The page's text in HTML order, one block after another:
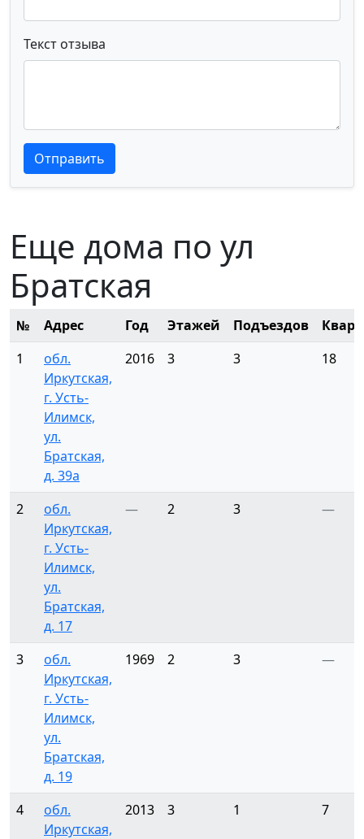
Текст отзыва
Текст отзыва
Текст отзыва
Отправить
Еще дома по ул
Братская
№ Адрес Год Этажей Подъездов
1
обл.
Иркутская,
г. Усть-
Илимск,
ул.
Братская,
д. 39а
2016 3 3 18
2
обл.
Иркутская,
г. Усть-
Илимск,
ул.
Братская,
д. 17
— 2 3 —
3
обл.
Иркутская,
г. Усть-
Илимск,
ул.
Братская,
д. 19
1969 2 3 —
4
обл.
Иркутская,
2013 3 1 7